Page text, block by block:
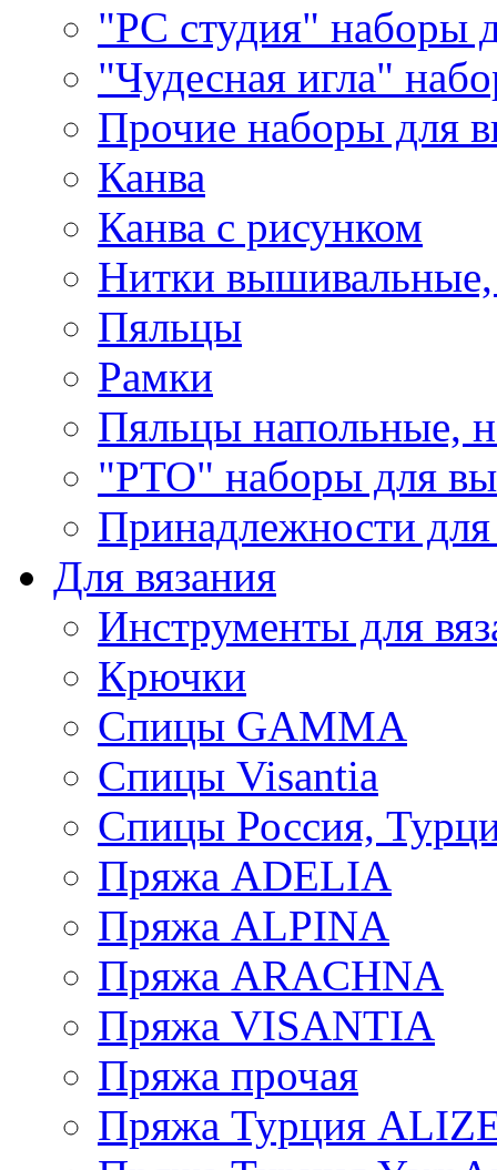
"РС студия" наборы
"Чудесная игла"
Прочие наборы для
Канва
Канва с рисунком
Нитки
Пяльцы
Рамки
Пяльцы напольные,
"РТО" наборы для
Принадлежности
Для вязания
Инструменты для
Крючки
Спицы GAMMA
Спицы Visantia
Спицы Россия,
Пряжа ADELIA
Пряжа ALPINA
Пряжа ARACHNA
Пряжа VISANTIA
Пряжа прочая
Пряжа Турция